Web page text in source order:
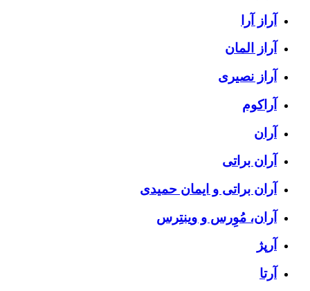
آراز آرا
آراز المان
آراز نصیری
آراکوم
آران
آران براتی
آران براتی و ایمان حمیدی
آران، مُوِرس و وینتِرس
آرپژ
آرتا